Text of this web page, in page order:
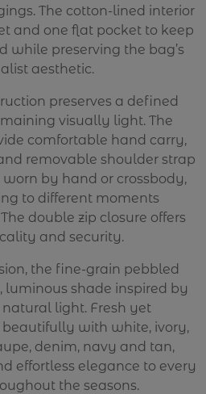
The cotton-lined interior
and one flat pocket to keep
while preserving the bag’s
aesthetic.
preserves a defined
visually light. The
comfortable hand carry,
removable shoulder strap
by hand or crossbody,
to different moments
double zip closure offers
and security.
the fine-grain pebbled
luminous shade inspired by
light. Fresh yet
beautifully with white, ivory,
denim, navy and tan,
effortless elegance to every
the seasons.